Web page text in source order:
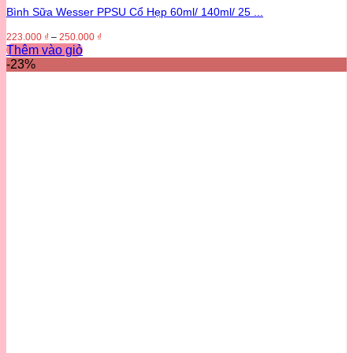
Bình Sữa Wesser PPSU Cổ Hẹp 60ml/ 140ml/ 25 ...
223.000 ₫ – 250.000 ₫
Thêm vào giỏ
Sản
-23%